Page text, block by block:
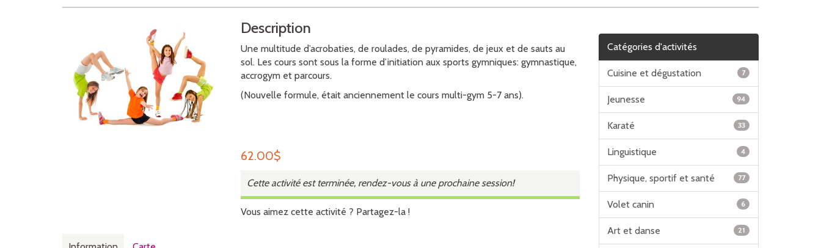
Description
Une multitude d’acrobaties, de roulades, de pyramides, de jeux et de sauts au
sol. Les cours sont sous la forme d’initiation aux sports gymniques: gymnastique,
accrogym et parcours.
(Nouvelle formule, était anciennement le cours multi-gym 5-7 ans).
62.00$
Cette activité est terminée, rendez-vous à une prochaine session!
Vous aimez cette activité ? Partagez-la !
Catégories d'activités
Cuisine et dégustation 7
Jeunesse 94
Karaté 33
Linguistique 4
Physique, sportif et santé 77
Volet canin 6
Art et danse 21